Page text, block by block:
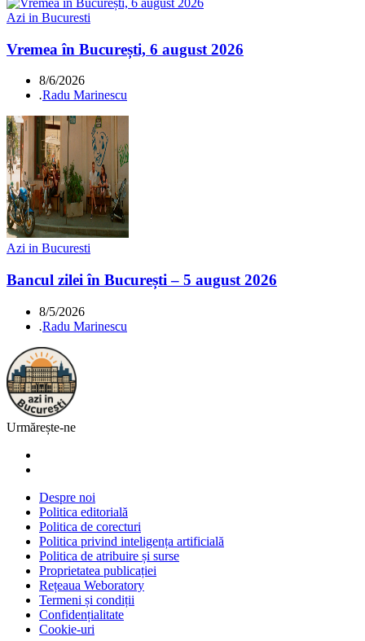
Azi in Bucuresti
Vremea în București, 6 august 2026
8/6/2026
.Radu Marinescu
Azi in Bucuresti
Bancul zilei în București – 5 august 2026
8/5/2026
.Radu Marinescu
Urmărește-ne
Despre noi
Politica editorială
Politica de corecturi
Politica privind inteligența artificială
Politica de atribuire și surse
Proprietatea publicației
Rețeaua Weboratory
Termeni și condiții
Confidențialitate
Cookie-uri